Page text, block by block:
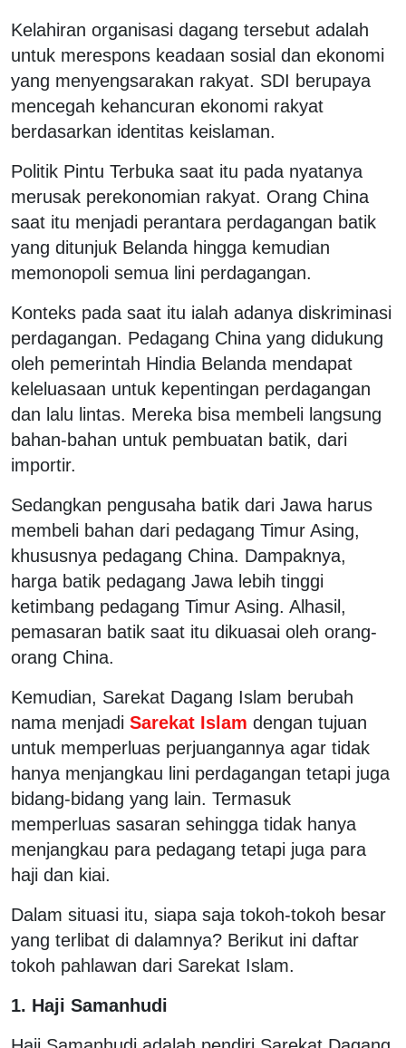
Kelahiran organisasi dagang tersebut adalah
untuk merespons keadaan sosial dan ekonomi
yang menyengsarakan rakyat. SDI berupaya
mencegah kehancuran ekonomi rakyat
berdasarkan identitas keislaman.
Politik Pintu Terbuka saat itu pada nyatanya
merusak perekonomian rakyat. Orang China
saat itu menjadi perantara perdagangan batik
yang ditunjuk Belanda hingga kemudian
memonopoli semua lini perdagangan.
Konteks pada saat itu ialah adanya diskriminasi
perdagangan. Pedagang China yang didukung
oleh pemerintah Hindia Belanda mendapat
keleluasaan untuk kepentingan perdagangan
dan lalu lintas. Mereka bisa membeli langsung
bahan-bahan untuk pembuatan batik, dari
importir.
Sedangkan pengusaha batik dari Jawa harus
membeli bahan dari pedagang Timur Asing,
khususnya pedagang China. Dampaknya,
harga batik pedagang Jawa lebih tinggi
ketimbang pedagang Timur Asing. Alhasil,
pemasaran batik saat itu dikuasai oleh orang-
orang China.
Kemudian, Sarekat Dagang Islam berubah
nama menjadi Sarekat Islam dengan tujuan
untuk memperluas perjuangannya agar tidak
hanya menjangkau lini perdagangan tetapi juga
bidang-bidang yang lain. Termasuk
memperluas sasaran sehingga tidak hanya
menjangkau para pedagang tetapi juga para
haji dan kiai.
Dalam situasi itu, siapa saja tokoh-tokoh besar
yang terlibat di dalamnya? Berikut ini daftar
tokoh pahlawan dari Sarekat Islam.
1. Haji Samanhudi